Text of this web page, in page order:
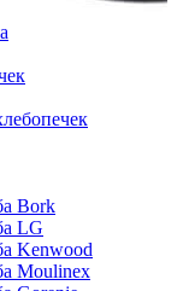
Bork
LG
Kenwood
Moulinex